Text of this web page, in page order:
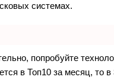
системах.
попробуйте
в Топ10 за месяц, то в